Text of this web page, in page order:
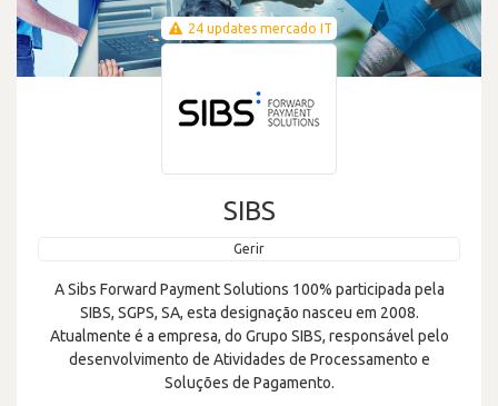
24 updates mercado IT
SIBS
Gerir
A Sibs Forward Payment Solutions 100% participada pela
SIBS, SGPS, SA, esta designação nasceu em 2008.
Atualmente é a empresa, do Grupo SIBS, responsável pelo
desenvolvimento de Atividades de Processamento e
Soluções de Pagamento.